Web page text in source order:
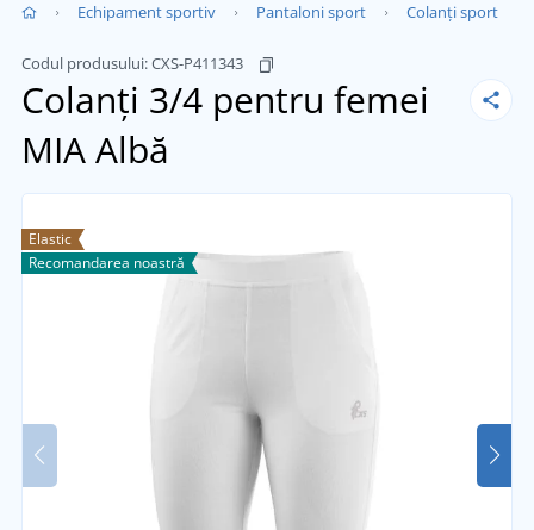
Echipament sportiv Pantaloni sport Colanți sport
Codul produsului:CXS-P411343
Colanți 3/4 pentru femei
MIAAlbă
Elastic
Recomandarea noastră